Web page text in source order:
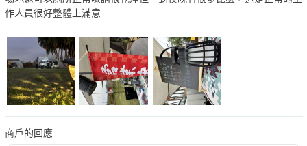
作人員很好整體上滿意
商戶的回應